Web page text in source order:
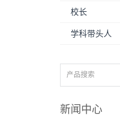
校长
学科带头人
新闻中心